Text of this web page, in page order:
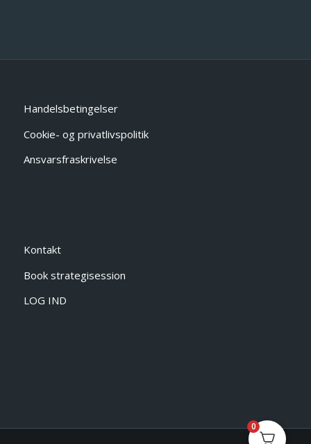
Handelsbetingelser
Cookie- og privatlivspolitik
Ansvarsfraskrivelse
Kontakt
Book strategisession
LOG IND
0